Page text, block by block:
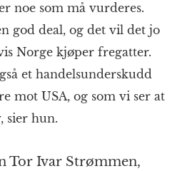
noe som må vurderes.
god deal, og det vil det jo
Norge kjøper fregatter.
et handelsunderskudd
mot USA, og som vi ser at
sier hun.
Tor Ivar Strømmen,